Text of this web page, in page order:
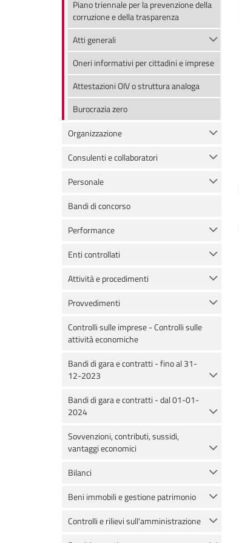
Piano triennale per la prevenzione della
corruzione e della trasparenza
Atti generali
Oneri informativi per cittadini e imprese
Attestazioni OIV o struttura analoga
Burocrazia zero
Organizzazione
Consulenti e collaboratori
Personale
Bandi di concorso
Performance
Enti controllati
Attività e procedimenti
Provvedimenti
Controlli sulle imprese - Controlli sulle
attività economiche
Bandi di gara e contratti - fino al 31-
12-2023
Bandi di gara e contratti - dal 01-01-
2024
Sovvenzioni, contributi, sussidi,
vantaggi economici
Bilanci
Beni immobili e gestione patrimonio
Controlli e rilievi sull'amministrazione